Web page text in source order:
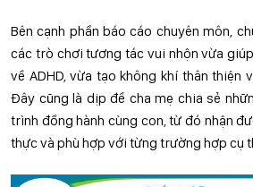
Bên cạnh phần báo cáo chuyên môn,
các trò chơi tương tác vui nhộn vừa
về ADHD, vừa tạo không khí thân thiện
Đây cũng là dịp để cha mẹ chia sẻ
trình đồng hành cùng con, từ đó nhận
thực và phù hợp với từng trường hợp cụ